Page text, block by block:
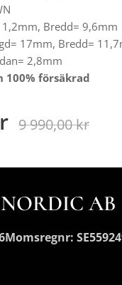
Bredd= 9,6mm
17mm, Bredd=
2,8mm
100% försäkrad
9 990,00kr
AB
Momsregnr: